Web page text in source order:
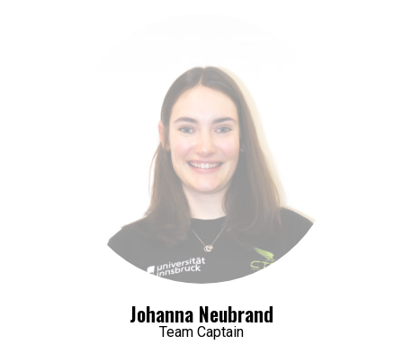
Johanna Neubrand
Team Captain